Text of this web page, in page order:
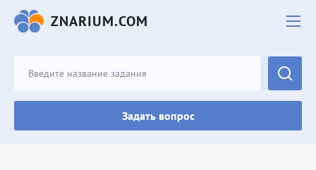
ZNARIUM.COM
Задать вопрос